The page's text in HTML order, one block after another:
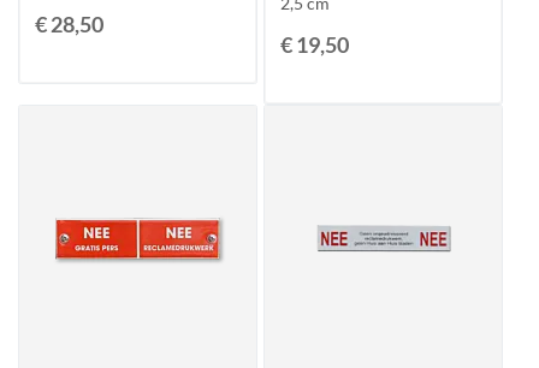
€ 28,50
€ 19,50